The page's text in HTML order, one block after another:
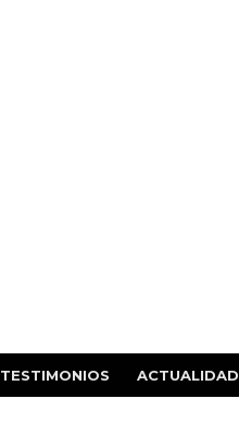
TESTIMONIOS ACTUALIDAD